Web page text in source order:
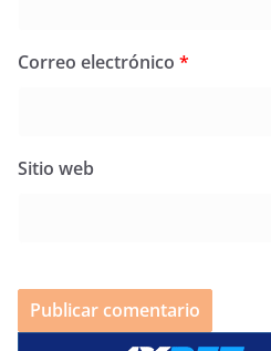
Correo electrónico *
Sitio web